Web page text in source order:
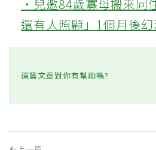
‧兒邀84歲寡母搬來同
還有人照顧」1個月後
這篇文章對你有幫助嗎?